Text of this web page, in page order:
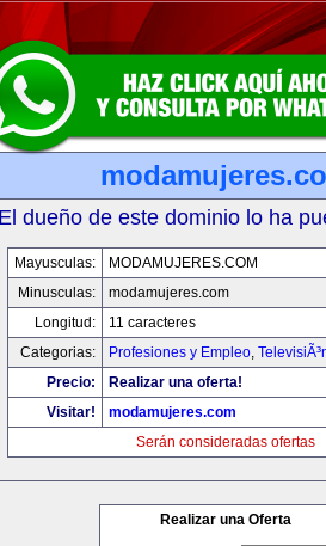
El dueño de este dominio lo ha
Mayusculas:
MODAMUJERES.COM
Minusculas:
modamujeres.com
Longitud:
11 caracteres
Categorias:
Profesiones y Empleo,
Precio:
Realizar una oferta!
Visitar!
modamujeres.com
Serán consideradas ofertas
Realizar una Oferta